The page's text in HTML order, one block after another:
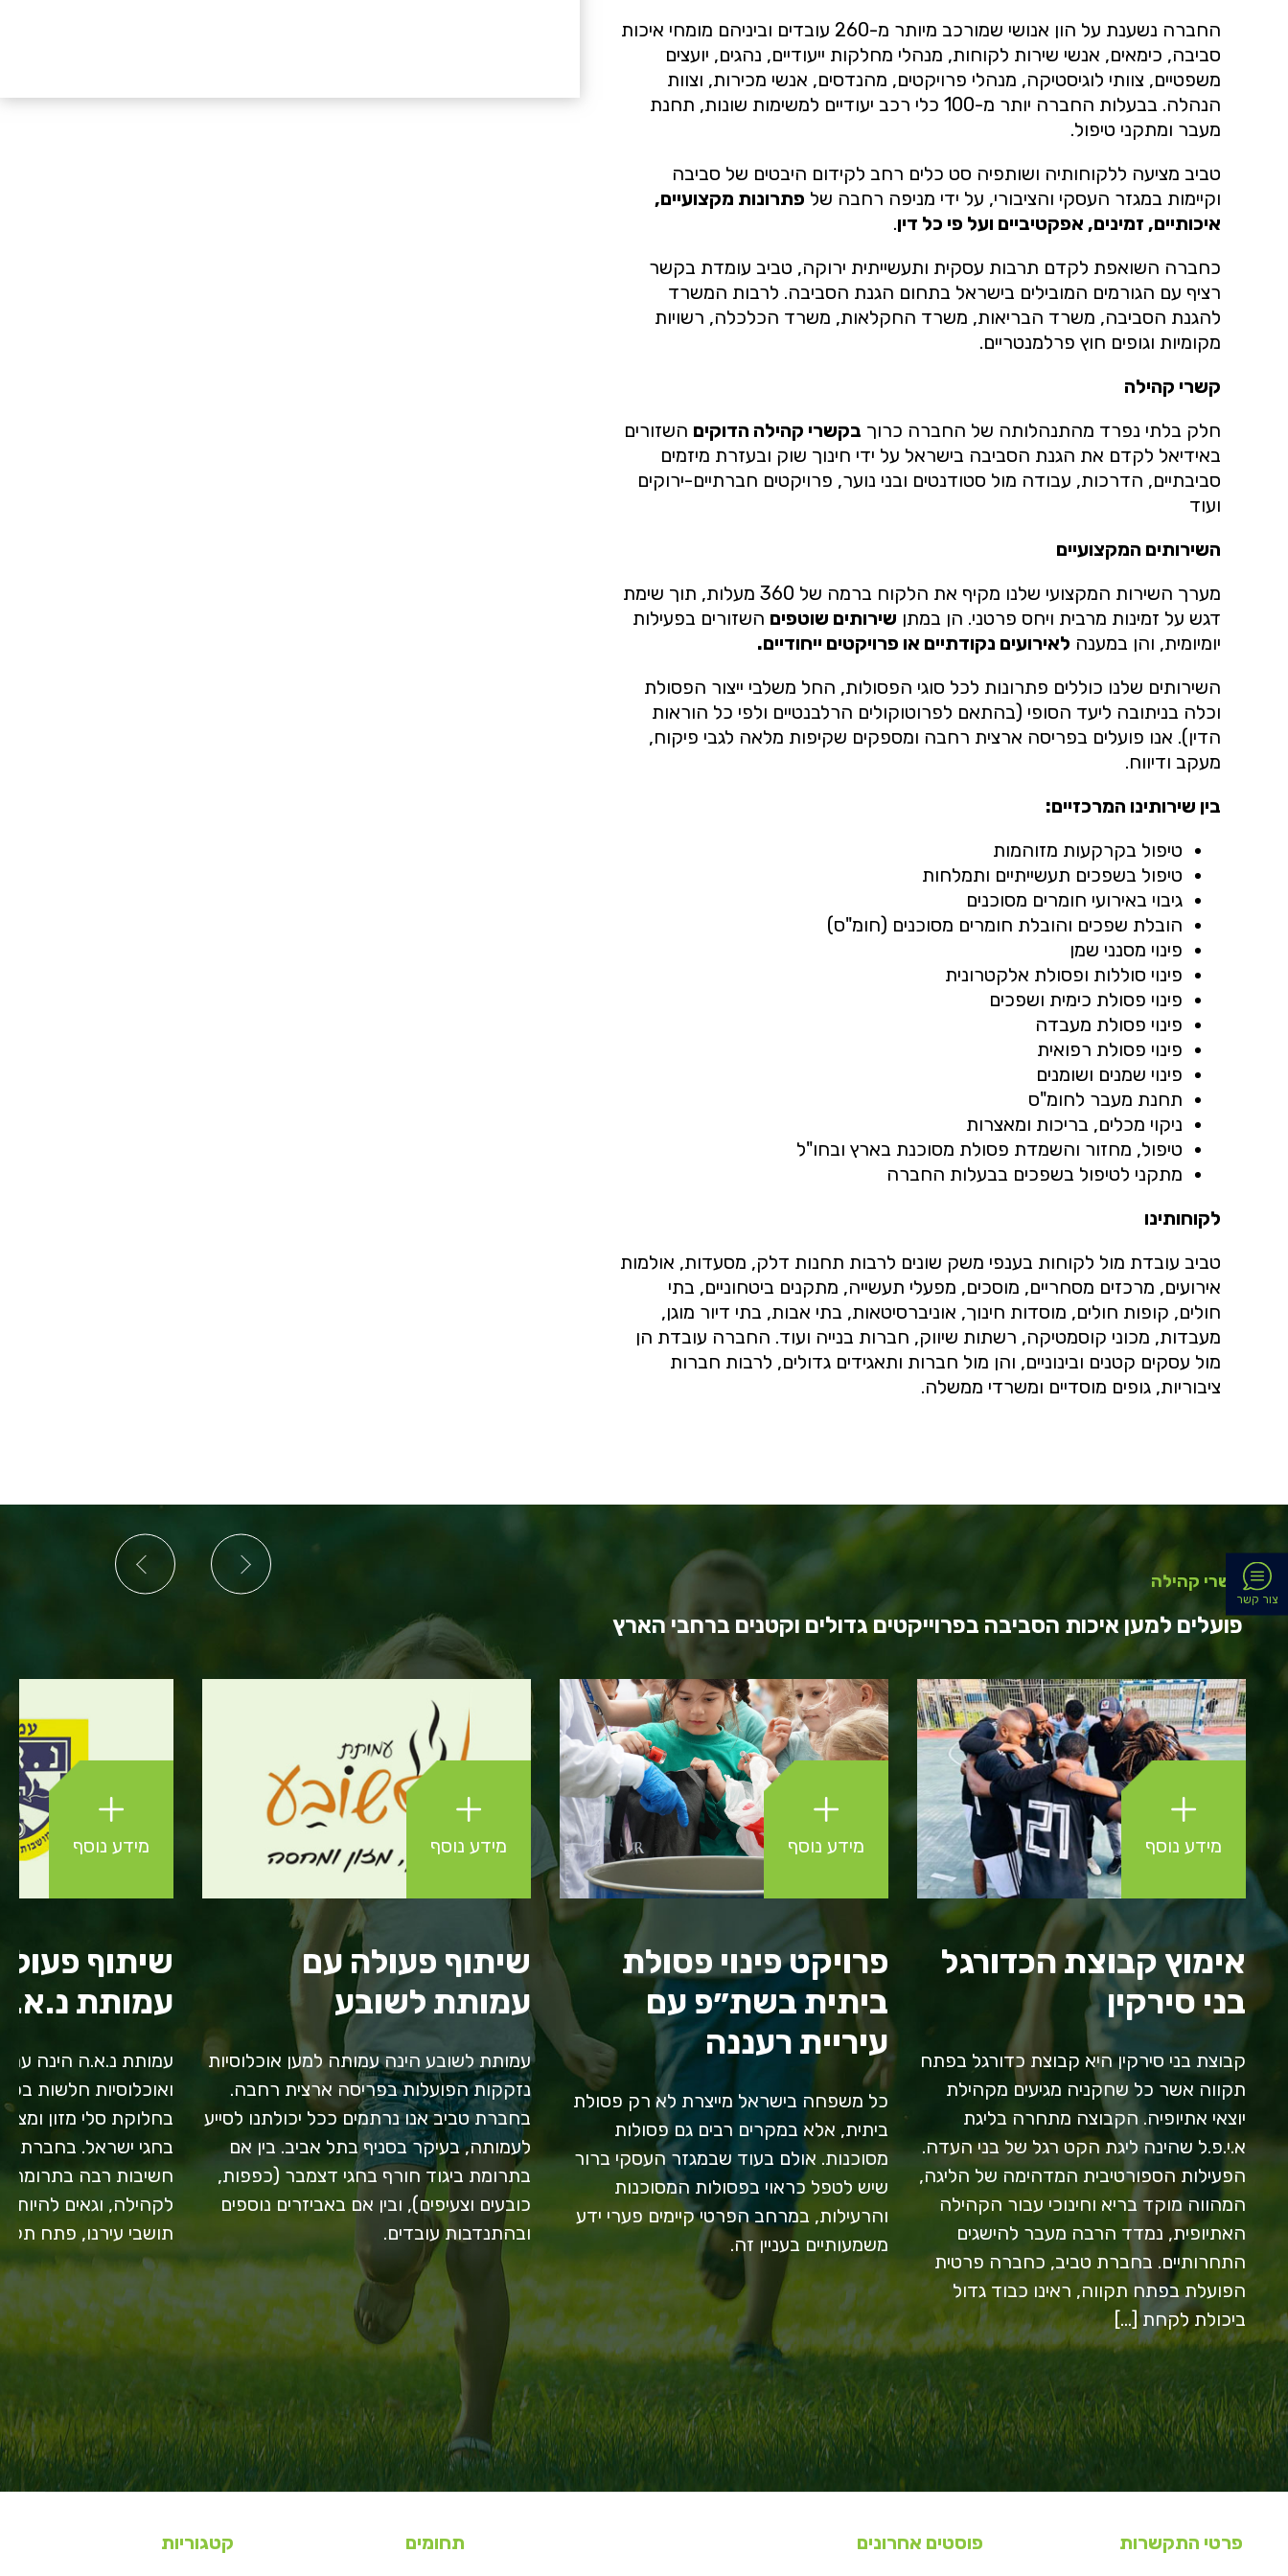
החברה נשענת על הון אנושי שמורכב מיותר מ-260 עובדים וביניהם מומחי איכות
סביבה, כימאים, אנשי שירות לקוחות, מנהלי מחלקות ייעודיים, נהגים, יועצים
משפטיים, צוותי לוגיסטיקה, מנהלי פרויקטים, מהנדסים, אנשי מכירות, וצוות
הנהלה. בבעלות החברה יותר מ-100 כלי רכב יעודיים למשימות שונות, תחנת
מעבר ומתקני טיפול.
טביב מציעה ללקוחותיה ושותפיה סט כלים רחב לקידום היבטים של סביבה
וקיימות במגזר העסקי והציבורי, על ידי מניפה רחבה של פתרונות מקצועיים,
איכותיים, זמינים, אפקטיביים ועל פי כל דין.
כחברה השואפת לקדם תרבות עסקית ותעשייתית ירוקה, טביב עומדת בקשר
רציף עם הגורמים המובילים בישראל בתחום הגנת הסביבה. לרבות המשרד
להגנת הסביבה, משרד הבריאות, משרד החקלאות, משרד הכלכלה, רשויות
מקומיות וגופים חוץ פרלמנטריים.
קשרי קהילה
חלק בלתי נפרד מהתנהלותה של החברה כרוך בקשרי קהילה הדוקים השזורים
באידיאל לקדם את הגנת הסביבה בישראל על ידי חינוך שוק ובעזרת מיזמים
סביבתיים, הדרכות, עבודה מול סטודנטים ובני נוער, פרויקטים חברתיים-ירוקים
ועוד
השירותים המקצועיים
מערך השירות המקצועי שלנו מקיף את הלקוח ברמה של 360 מעלות, תוך שימת
דגש על זמינות מרבית ויחס פרטני. הן במתן שירותים שוטפים השזורים בפעילות
יומיומית, והן במענה לאירועים נקודתיים או פרויקטים ייחודיים.
השירותים שלנו כוללים פתרונות לכל סוגי הפסולות, החל משלבי ייצור הפסולת
וכלה בניתובה ליעד הסופי (בהתאם לפרוטוקולים הרלבנטיים ולפי כל הוראות
הדין). אנו פועלים בפריסה ארצית רחבה ומספקים שקיפות מלאה לגבי פיקוח,
מעקב ודיווח.
בין שירותינו המרכזיים:
טיפול בקרקעות מזוהמות
טיפול בשפכים תעשייתיים ותמלחות
גיבוי באירועי חומרים מסוכנים
הובלת שפכים והובלת חומרים מסוכנים (חומ"ס)
פינוי מסנני שמן
פינוי סוללות ופסולת אלקטרונית
פינוי פסולת כימית ושפכים
פינוי פסולת מעבדה
פינוי פסולת רפואית
פינוי שמנים ושומנים
תחנת מעבר לחומ"ס
ניקוי מכלים, בריכות ומאצרות
טיפול, מחזור והשמדת פסולת מסוכנת בארץ ובחו"ל
מתקני לטיפול בשפכים בבעלות החברה
לקוחותינו
טביב עובדת מול לקוחות בענפי משק שונים לרבות תחנות דלק, מסעדות, אולמות
אירועים, מרכזים מסחריים, מוסכים, מפעלי תעשייה, מתקנים ביטחוניים, בתי
חולים, קופות חולים, מוסדות חינוך, אוניברסיטאות, בתי אבות, בתי דיור מוגן,
מעבדות, מכוני קוסמטיקה, רשתות שיווק, חברות בנייה ועוד. החברה עובדת הן
מול עסקים קטנים ובינוניים, והן מול חברות ותאגידים גדולים, לרבות חברות
ציבוריות, גופים מוסדיים ומשרדי ממשלה.
קשרי קהילה
פועלים למען איכות הסביבה בפרוייקטים גדולים וקטנים ברחבי הארץ
מידע נוסף
אימוץ קבוצת הכדורגל
בני סירקין
קבוצת בני סירקין היא קבוצת כדורגל בפתח
תקווה אשר כל שחקניה מגיעים מקהילת
יוצאי אתיופיה. הקבוצה מתחרה בליגת
א.י.פ.ל שהינה ליגת הקט רגל של בני העדה.
הפעילות הספורטיבית המדהימה של הליגה,
המהווה מוקד בריא וחינוכי עבור הקהילה
האתיופית, נמדד הרבה מעבר להישגים
התחרותיים. בחברת טביב, כחברה פרטית
הפועלת בפתח תקווה, ראינו כבוד גדול
ביכולת לקחת […]
מידע נוסף
פרויקט פינוי פסולת
ביתית בשת״פ עם
עיריית רעננה
כל משפחה בישראל מייצרת לא רק פסולת
ביתית, אלא במקרים רבים גם פסולות
מסוכנות. אולם בעוד שבמגזר העסקי ברור
שיש לטפל כראוי בפסולות המסוכנות
והרעילות, במרחב הפרטי קיימים פערי ידע
משמעותיים בעניין זה.
מידע נוסף
שיתוף פעולה עם
עמותת לשובע
עמותת לשובע הינה עמותה למען אוכלוסיות
נזקקות הפועלות בפריסה ארצית רחבה.
בחברת טביב אנו נרתמים ככל יכולתנו לסייע
לעמותה, בעיקר בסניף בתל אביב. בין אם
בתרומת ביגוד חורף בחגי דצמבר (כפפות,
כובעים וצעיפים), ובין אם באביזרים נוספים
ובהתנדבות עובדים.
מידע נוסף
שיתוף
עמותת
עמותת נ.א.ה הינה
ואוכלוסיות חלשות
בחלוקת סלי מזון
בחגי ישראל. בחברת
חשיבות רבה
לקהילה, וגאים להיות
תושבי עירנו, פתח
פרטי התקשרות פוסטים אחרונים תחומים קטגוריות
צור קשר